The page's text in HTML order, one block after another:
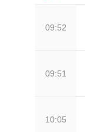
09:52
09:51
10:05